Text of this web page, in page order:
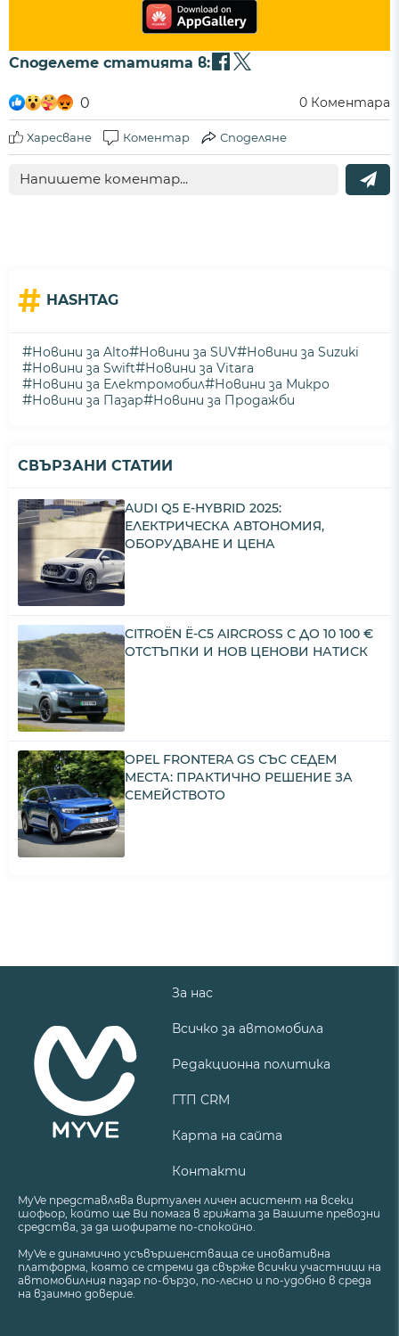
Споделете статията в:
0 0 Коментара
Харесване Коментар Споделяне
# HASHTAG
#Новини за Alto#Новини за SUV#Новини за Suzuki
#Новини за Swift#Новини за Vitara
#Новини за Електромобил#Новини за Микро
#Новини за Пазар#Новини за Продажби
СВЪРЗАНИ СТАТИИ
AUDI Q5 E-HYBRID 2025:
ЕЛЕКТРИЧЕСКА АВТОНОМИЯ,
ОБОРУДВАНЕ И ЦЕНА
CITROËN Ë-C5 AIRCROSS С ДО 10 100 €
ОТСТЪПКИ И НОВ ЦЕНОВИ НАТИСК
OPEL FRONTERA GS СЪС СЕДЕМ
МЕСТА: ПРАКТИЧНО РЕШЕНИЕ ЗА
СЕМЕЙСТВОТО
За нас
Всичко за автомобила
Редакционна политика
ГТП CRM
Карта на сайта
Контакти
MyVe представлява виртуален личен асистент на всеки
шофьор, който ще Ви помага в грижата за Вашите превозни
средства, за да шофирате по-спокойно.
MyVe е динамично усъвършенстваща се иновативна
платформа, която се стреми да свърже всички участници на
автомобилния пазар по-бързо, по-лесно и по-удобно в среда
на взаимно доверие.